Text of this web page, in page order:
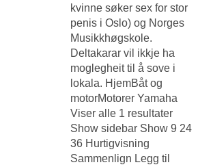
kvinne søker sex for stor
penis i Oslo) og Norges
Musikkhøgskole.
Deltakarar vil ikkje ha
moglegheit til å sove i
lokala. HjemBåt og
motorMotorer Yamaha
Viser alle 1 resultater
Show sidebar Show 9 24
36 Hurtigvisning
Sammenlign Legg til